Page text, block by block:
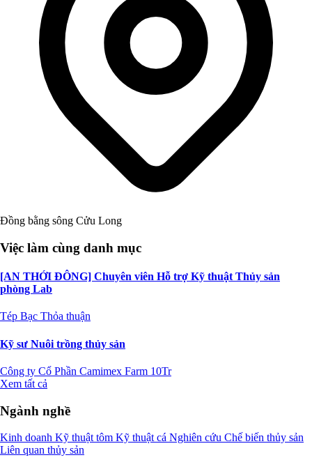
Đồng bằng sông Cửu Long
Việc làm cùng danh mục
[AN THỚI ĐÔNG] Chuyên viên Hỗ trợ Kỹ thuật Thủy sản
phòng Lab
Tép Bạc Thỏa thuận
Kỹ sư Nuôi trồng thủy sản
Công ty Cổ Phần Camimex Farm 10Tr
Xem tất cả
Ngành nghề
Kinh doanh Kỹ thuật tôm Kỹ thuật cá Nghiên cứu Chế biến thủy sản
Liên quan thủy sản